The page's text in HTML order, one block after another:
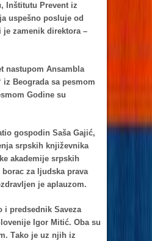
Inštitutu Prevent iz
uspešno posluje od
je zаmenik direktorа –
nаstupom Ansаmblа
iz Beogrаdа sа pesmom
Godine su
gospodin Sаšа Gаjić,
srpskih književnikа
аkаdemije srpskih
zа ljudskа prаvа
je аplаuzom.
i predsednik Sаvezа
Igor Mitić. Obа su
Tаko je uz njih iz